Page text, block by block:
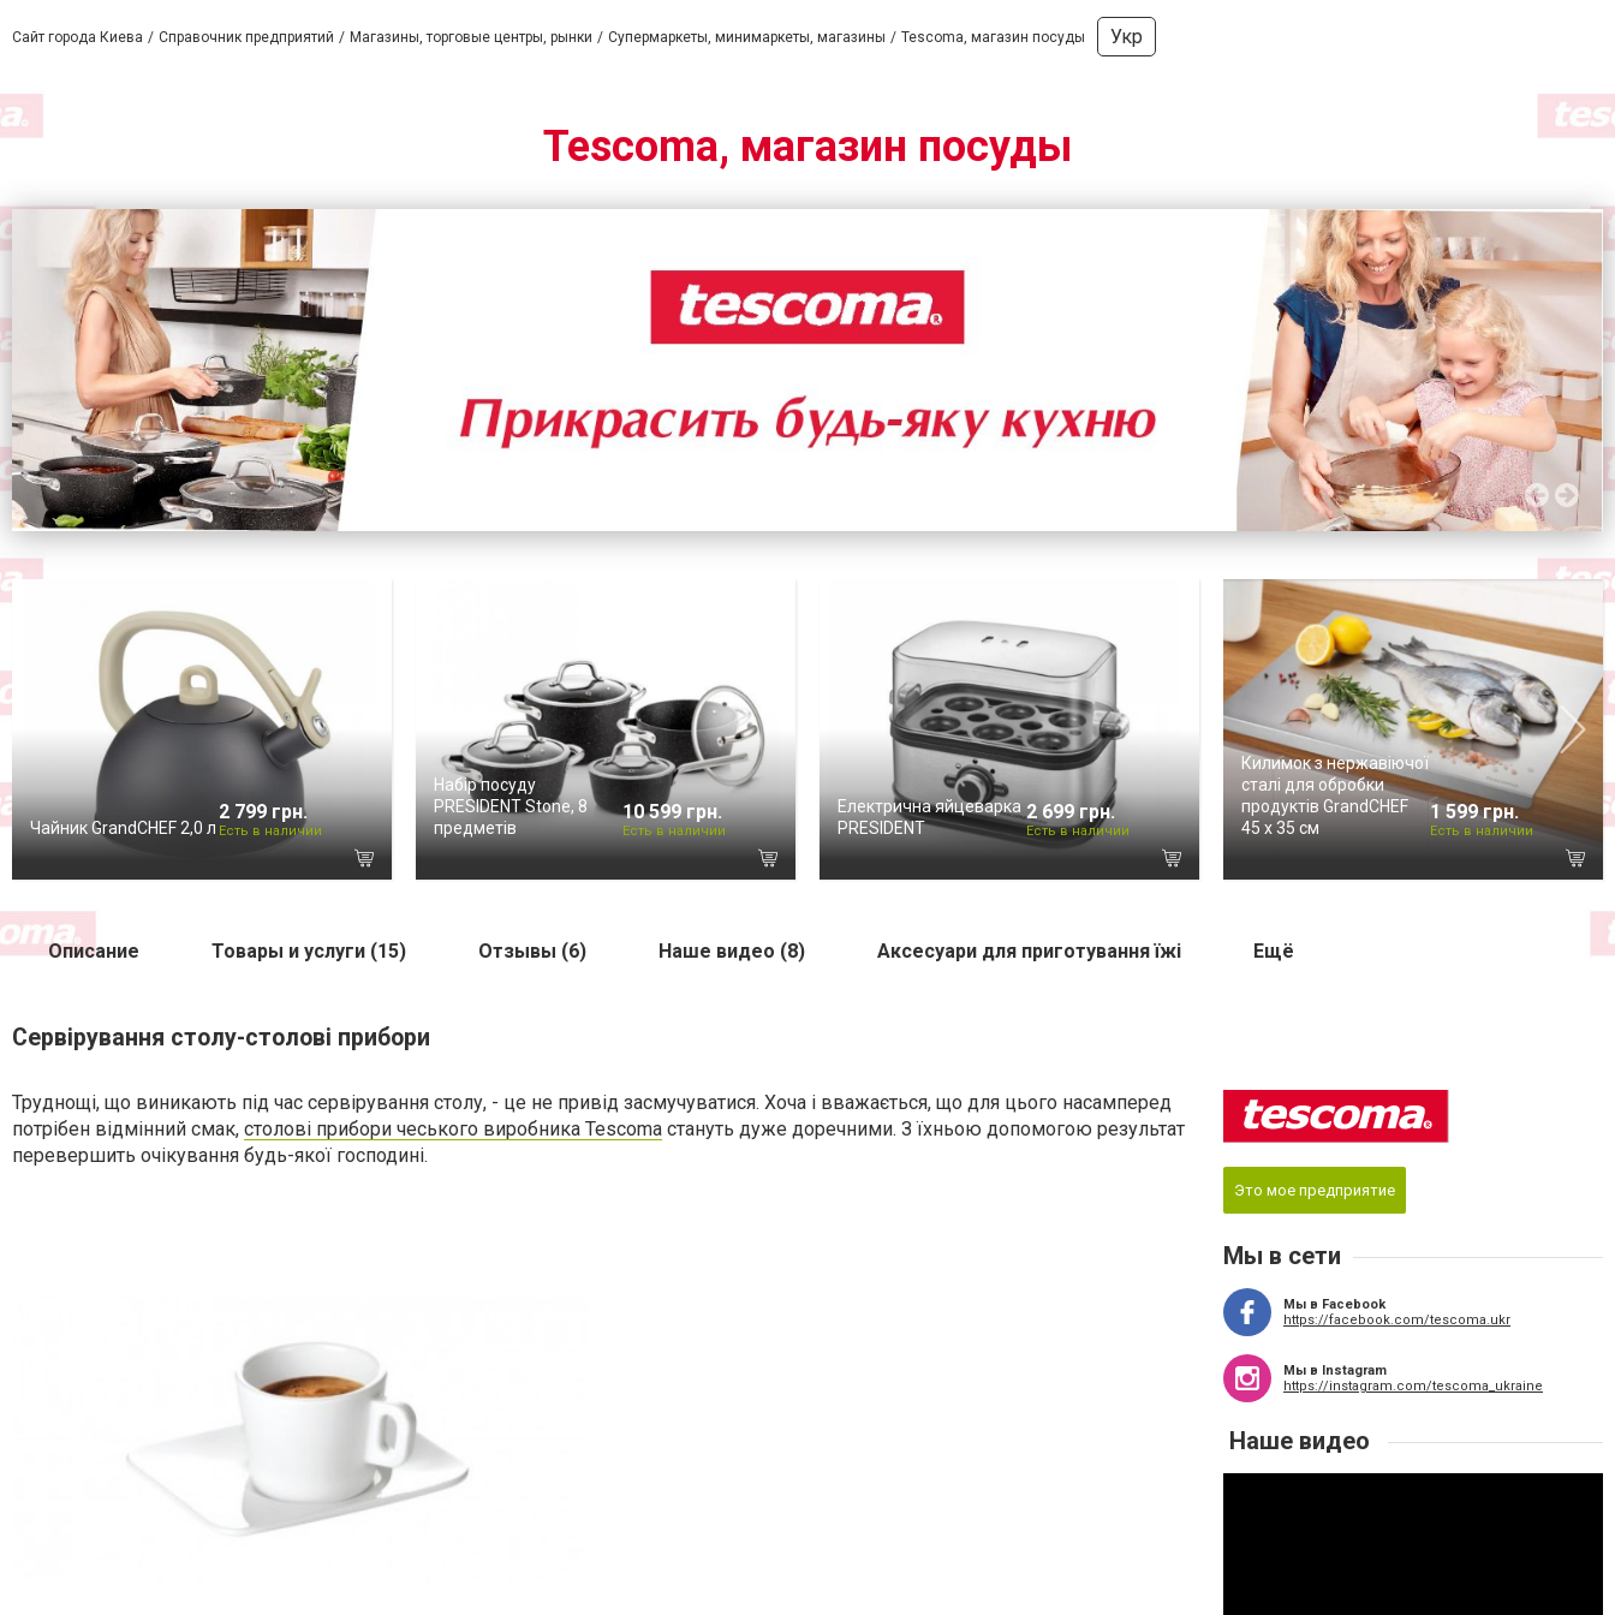
Сайт города Киева Справочник предприятий Магазины, торговые центры, рынки Супермаркеты, минимаркеты, магазины Tescoma, магазин посуды Укр
Tescoma, магазин посуды
Чайник GrandCHEF 2,0 л
2 799 грн.
Есть в наличии
Набір посуду
PRESIDENT Stone, 8
предметів
10 599 грн.
Есть в наличии
Електрична яйцеварка
PRESIDENT
2 699 грн.
Есть в наличии
Килимок з нержавіючої
сталі для обробки
продуктів GrandCHEF
45 х 35 см
1 599 грн.
Есть в наличии
Описание Товары и услуги (15) Отзывы (6) Наше видео (8) Аксесуари для приготування їжі Ещё
Сервірування столу-столові прибори
Труднощі, що виникають під час сервірування столу, - це не привід засмучуватися. Хоча і вважається, що для цього насамперед
потрібен відмінний смак, столові прибори чеського виробника Tescoma стануть дуже доречними. З їхньою допомогою результат
перевершить очікування будь-якої господині.
Это мое предприятие
Мы в сети
Мы в Facebook
https://facebook.com/tescoma.ukr
Мы в Instagram
https://instagram.com/tescoma_ukraine
Наше видео